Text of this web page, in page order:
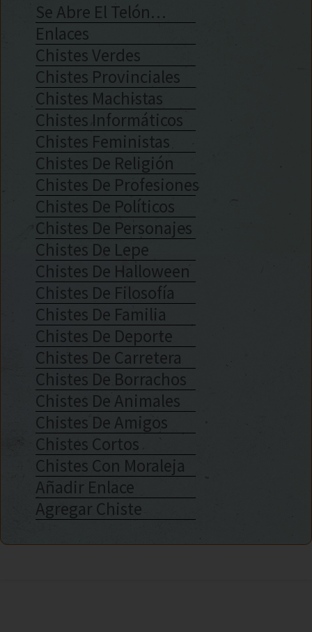
Se Abre El Telón…
Enlaces
Chistes Verdes
Chistes Provinciales
Chistes Machistas
Chistes Informáticos
Chistes Feministas
Chistes De Religión
Chistes De Profesiones
Chistes De Políticos
Chistes De Personajes
Chistes De Lepe
Chistes De Halloween
Chistes De Filosofía
Chistes De Familia
Chistes De Deporte
Chistes De Carretera
Chistes De Borrachos
Chistes De Animales
Chistes De Amigos
Chistes Cortos
Chistes Con Moraleja
Añadir Enlace
Agregar Chiste